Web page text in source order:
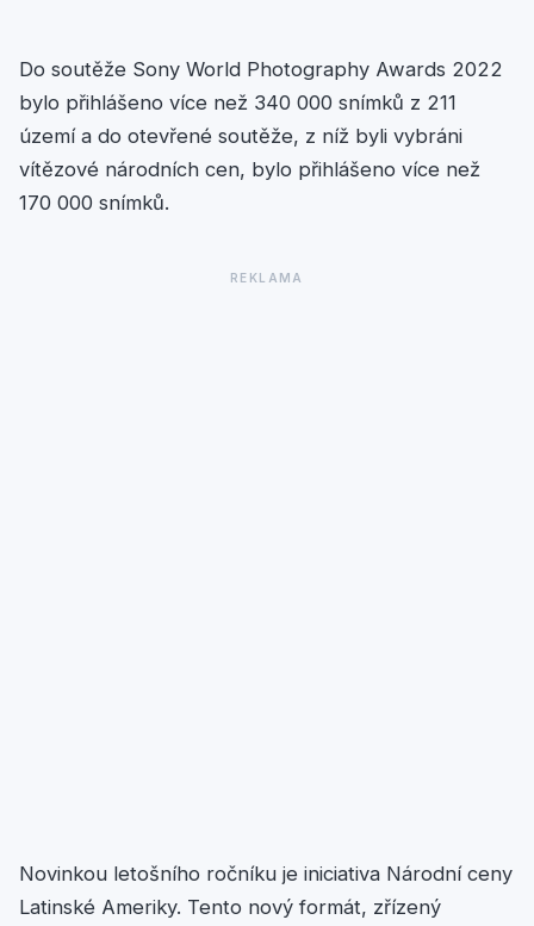
Do soutěže Sony World Photography Awards 2022
bylo přihlášeno více než 340 000 snímků z 211
území a do otevřené soutěže, z níž byli vybráni
vítězové národních cen, bylo přihlášeno více než
170 000 snímků.
Novinkou letošního ročníku je iniciativa Národní ceny
Latinské Ameriky. Tento nový formát, zřízený